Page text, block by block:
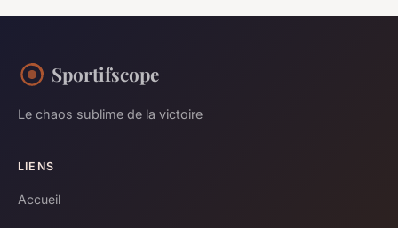
Sportifscope
Le chaos sublime de la victoire
LIENS
Accueil